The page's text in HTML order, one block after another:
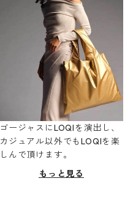
ゴージャスにLOQIを演出し、
カジュアル以外でもLOQIを楽
しんで頂けます。
もっと見る